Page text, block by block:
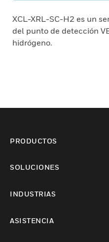
XCL-XRL-SC-H2 es un
del punto de detección
hidrógeno.
PRODUCTOS
SOLUCIONES
INDUSTRIAS
ASISTENCIA